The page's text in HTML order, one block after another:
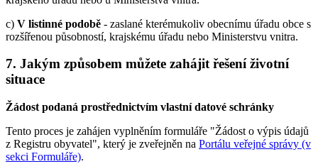
c) V listinné podobě - zaslané kterémukoliv obecnímu úřadu obce s
rozšířenou působností, krajskému úřadu nebo Ministerstvu vnitra.
7. Jakým způsobem můžete zahájit řešení životní
situace
Žádost podaná prostřednictvím vlastní datové schránky
Tento proces je zahájen vyplněním formuláře "Žádost o výpis údajů
z Registru obyvatel", který je zveřejněn na Portálu veřejné správy (v
sekci Formuláře).